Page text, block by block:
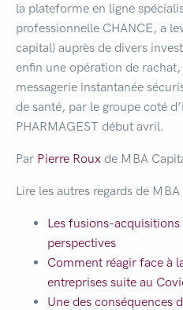
la plateforme en ligne
professionnelle CHANCE, a
capital) auprès de divers
enfin une opération de
messagerie instantanée
de santé, par le groupe coté
PHARMAGEST début avril.
Par Pierre Roux de MBA
Lire les autres regards de
Les fusions-acquisitions
perspectives
Comment réagir face à
entreprises suite au
Une des conséquences